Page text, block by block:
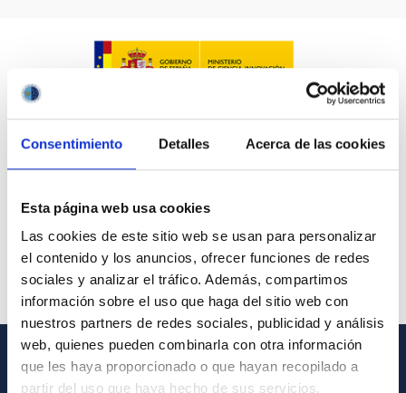
Consentimiento Detalles Acerca de las cookies
Esta página web usa cookies
Las cookies de este sitio web se usan para personalizar
el contenido y los anuncios, ofrecer funciones de redes
sociales y analizar el tráfico. Además, compartimos
información sobre el uso que haga del sitio web con
nuestros partners de redes sociales, publicidad y análisis
web, quienes pueden combinarla con otra información
que les haya proporcionado o que hayan recopilado a
partir del uso que haya hecho de sus servicios.
GENERAL INFORMATION